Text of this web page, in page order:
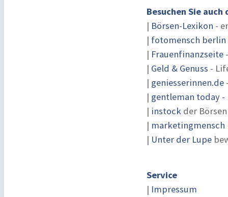
Besuchen Sie
| Börsen-Lexikon -
| fotomensch berlin
| Frauenfinanzseite
| Geld & Genuss -
| geniesserinnen.de
| gentleman today -
| instock der
|
| Unter der Lupe
Service
| Impressum